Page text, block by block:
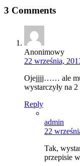
3 Comments
Anonimowy
22 września,
Ojejjjj…… ale
wystarczyły na 2
Reply
admin
22
Tak,
przepisie